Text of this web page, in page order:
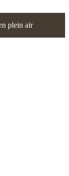
plein air